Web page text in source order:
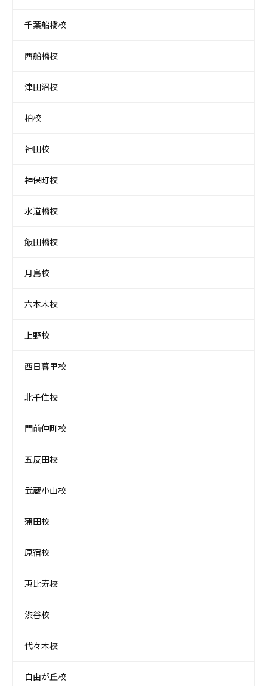
千葉船橋校
西船橋校
津田沼校
柏校
神田校
神保町校
水道橋校
飯田橋校
月島校
六本木校
上野校
西日暮里校
北千住校
門前仲町校
五反田校
武蔵小山校
蒲田校
原宿校
恵比寿校
渋谷校
代々木校
自由が丘校